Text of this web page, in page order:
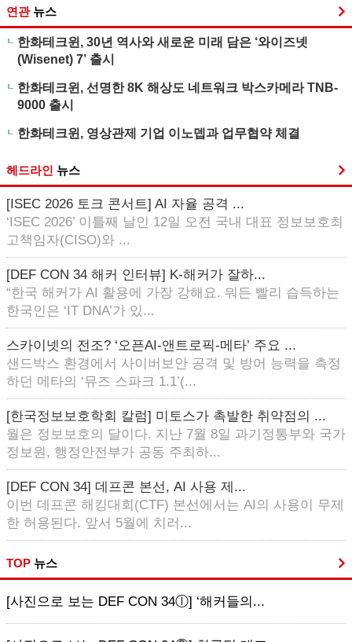
연관 뉴스
한화테크윈, 30년 역사와 새로운 미래 담은 ‘와이즈넷
(Wisenet) 7’ 출시
한화테크윈, 선명한 8K 해상도 네트워크 박스카메라 TNB-
9000 출시
한화테크윈, 영상관제 기업 이노뎁과 업무협약 체결
헤드라인 뉴스
[ISEC 2026 토크 콘서트] AI 자율 공격 ...
‘ISEC 2026’ 이틀째 날인 12일 오전 국내 대표 정보보호최
고책임자(CISO)와 ...
[DEF CON 34 해커 인터뷰] K-해커가 잘하...
“한국 해커가 AI 활용에 가장 강해요. 뭐든 빨리 습득하는
한국인은 ‘IT DNA’가 있...
스카이넷의 전조? ‘오픈AI-앤트로픽-메타’ 주요 ...
샌드박스 환경에서 사이버보안 공격 및 방어 능력을 측정
하던 메타의 ‘뮤즈 스파크 1.1’(...
[한국정보보호학회 칼럼] 미토스가 촉발한 취약점의 ...
월은 정보보호의 달이다. 지난 7월 8일 과기정통부와 국가
정보원, 행정안전부가 공동 주최하...
[DEF CON 34] 데프콘 본선, AI 사용 제...
이번 데프콘 해킹대회(CTF) 본선에서는 AI의 사용이 무제
한 허용된다. 앞서 5월에 치러...
TOP 뉴스
[사진으로 보는 DEF CON 34ⓛ] ‘해커들의...